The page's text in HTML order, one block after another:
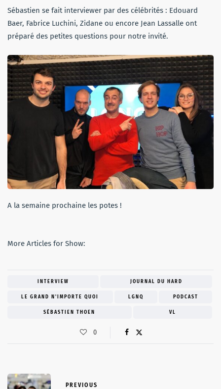
Sébastien se fait interviewer par des célébrités : Edouard
Baer, Fabrice Luchini, Zidane ou encore Jean Lassalle ont
préparé des petites questions pour notre invité.
A la semaine prochaine les potes !
More Articles for Show:
INTERVIEW JOURNAL DU HARD
LE GRAND N'IMPORTE QUOI LGNQ PODCAST
SÉBASTIEN THOEN VL
0
PREVIOUS